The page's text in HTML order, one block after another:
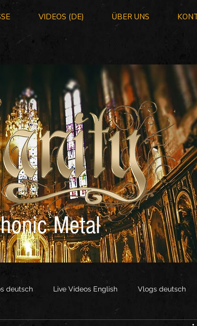
VIDEOS (DE) ÜBER UNS
Metal
deutsch Live Videos English Vlogs deutsch